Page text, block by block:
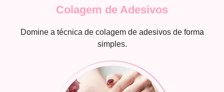
Colagem de Adesivos
Domine a técnica de colagem de adesivos de forma
simples.